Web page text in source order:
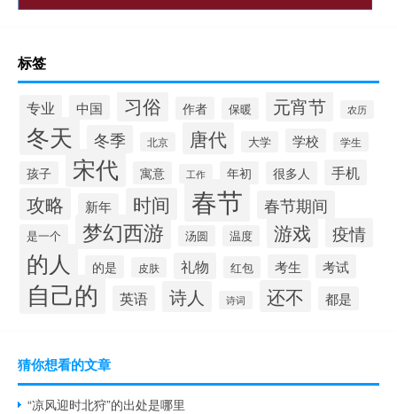
标签
专业 中国 习俗 作者 保暖 元宵节 农历
冬天 冬季 北京 唐代 大学 学校 学生
孩子 宋代 寓意 工作 年初 很多人 手机
攻略 新年 时间 春节 春节期间
是一个 梦幻西游 汤圆 温度 游戏 疫情
的人 的是 皮肤 礼物 红包 考生 考试
自己的 英语 诗人 诗词 还不 都是
猜你想看的文章
“凉风迎时北狩”的出处是哪里